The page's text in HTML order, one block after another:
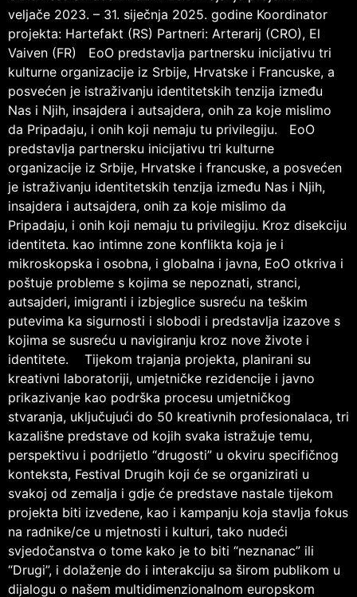
veljače 2023. – 31. siječnja 2025. godine Koordinator
projekta: Hartefakt (RS) Partneri: Arterarij (CRO), El
Vaiven (FR) EoO predstavlja partnersku inicijativu tri
kulturne organizacije iz Srbije, Hrvatske i Francuske, a
posvećen je istraživanju identitetskih tenzija između
Nas i Njih, insajdera i autsajdera, onih za koje mislimo
da Pripadaju, i onih koji nemaju tu privilegiju. EoO
predstavlja partnersku inicijativu tri kulturne
organizacije iz Srbije, Hrvatske i francuske, a posvećen
je istraživanju identitetskih tenzija između Nas i Njih,
insajdera i autsajdera, onih za koje mislimo da
Pripadaju, i onih koji nemaju tu privilegiju. Kroz disekciju
identiteta. kao intimne zone konflikta koja je i
mikroskopska i osobna, i globalna i javna, EoO otkriva i
poštuje probleme s kojima se nepoznati, stranci,
autsajderi, imigranti i izbjeglice susreću na teškim
putevima ka sigurnosti i slobodi i predstavlja izazove s
kojima se susreću u navigiranju kroz nove živote i
identitete. Tijekom trajanja projekta, planirani su
kreativni laboratoriji, umjetničke rezidencije i javno
prikazivanje kao podrška procesu umjetničkog
stvaranja, uključujući do 50 kreativnih profesionalaca, tri
kazališne predstave od kojih svaka istražuje temu,
perspektivu i podrijetlo “drugosti” u okviru specifičnog
konteksta, Festival Drugih koji će se organizirati u
svakoj od zemalja i gdje će predstave nastale tijekom
projekta biti izvedene, kao i kampanju koja stavlja fokus
na radnike/ce u mjetnosti i kulturi, tako nudeći
svjedočanstva o tome kako je to biti “neznanac” ili
“Drugi”, i dolaženje do i interakciju sa širom publikom u
dijalogu o našem multidimenzionalnom europskom